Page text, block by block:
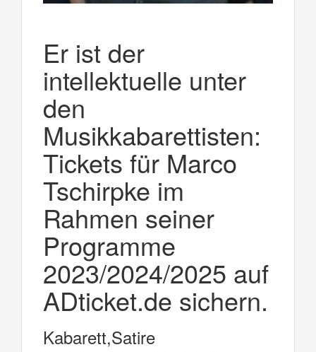
Er ist der
intellektuelle unter
den
Musikkabarettisten:
Tickets für Marco
Tschirpke im
Rahmen seiner
Programme
2023/2024/2025 auf
ADticket.de sichern.
Kabarett,Satire